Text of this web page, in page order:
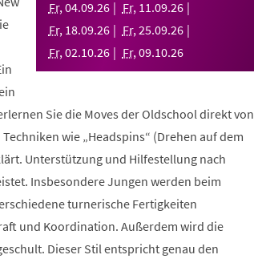
Fr,04.09.26 Fr, 11.09.26
Fr, 18.09.26 Fr,25.09.26
Fr,02.10.26 Fr,09.10.26
Sie die Moves der Oldschool direkt von
wie „Headspins“ (Drehen auf dem
Unterstützung und Hilfestellung nach
Insbesondere Jungen werden beim
turnerische Fertigkeiten
und Koordination. Außerdem wird die
Dieser Stil entspricht genau den